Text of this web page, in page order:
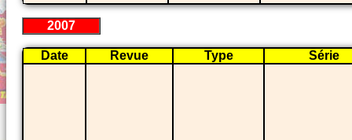
2007
Date Revue Type Série